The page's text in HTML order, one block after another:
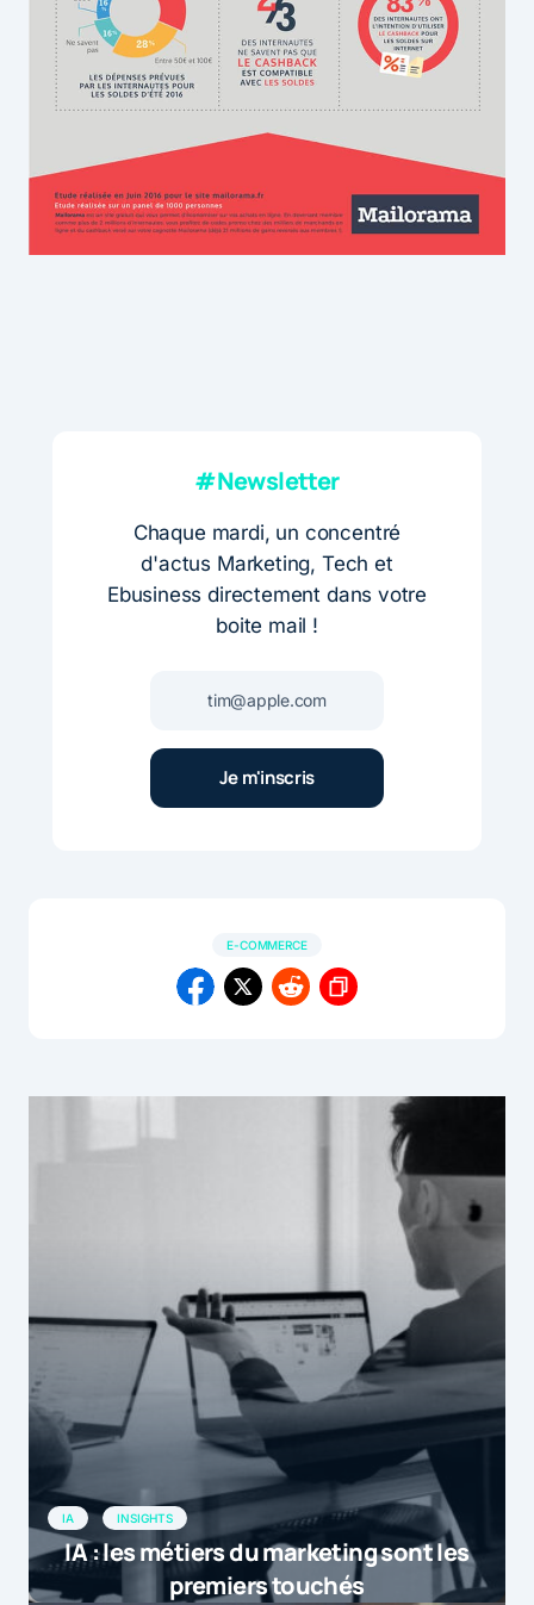
#Newsletter
Chaque mardi, un concentré
d'actus Marketing, Tech et
Ebusiness directement dans votre
boite mail !
E-COMMERCE
IA INSIGHTS
IA : les métiers du marketing sont les
premiers touchés